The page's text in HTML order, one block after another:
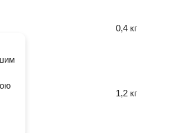
0,4 кг
1,2 кг